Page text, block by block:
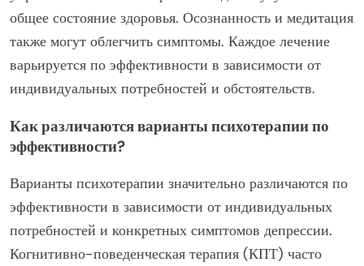
общее состояние здоровья. Осознанность и медитация
также могут облегчить симптомы. Каждое лечение
варьируется по эффективности в зависимости от
индивидуальных потребностей и обстоятельств.
Как различаются варианты психотерапии по
эффективности?
Варианты психотерапии значительно различаются по
эффективности в зависимости от индивидуальных
потребностей и конкретных симптомов депрессии.
Когнитивно-поведенческая терапия (КПТ) часто